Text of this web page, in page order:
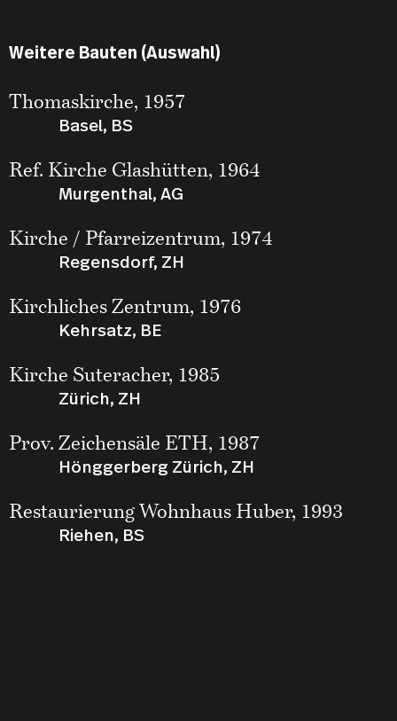
Weitere Bauten (Auswahl)
Thomaskirche, 1957
Basel, BS
Ref. Kirche Glashütten, 1964
Murgenthal, AG
Kirche / Pfarreizentrum, 1974
Regensdorf, ZH
Kirchliches Zentrum, 1976
Kehrsatz, BE
Kirche Suteracher, 1985
Zürich, ZH
Prov. Zeichensäle ETH, 1987
Hönggerberg Zürich, ZH
Restaurierung Wohnhaus Huber, 1993
Riehen, BS